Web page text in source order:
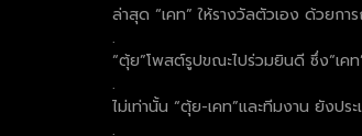
ล่าสุด “เคท” ให้รางวัลตัวเอง ด้วยก
.
“ตุ้ย”โพสต์รูปขณะไปร่วมยินดี ซึ่ง“เค
.
ไม่เท่านั้น “ตุ้ย-เคท”และทีมงาน ยังป
.